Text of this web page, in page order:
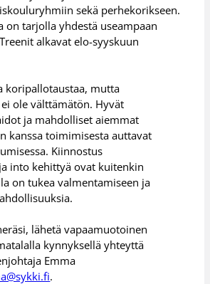
sekä perhekorikseen.
on tarjolla yhdestä useampaan
alkavat elo-syyskuun
koripallotaustaa, mutta
ole välttämätön. Hyvät
ja mahdolliset aiemmat
kanssa toimimisesta auttavat
Kiinnostus
into kehittyä ovat kuitenkin
on tukea valmentamiseen ja
lähetä vapaamuotoinen
kynnyksellä yhteyttä
Emma
.